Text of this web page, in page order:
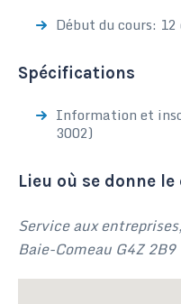
Début du cours:
Spécifications
Information et
3002)
Lieu où se donne le
Service aux
Baie-Comeau G4Z 2B9